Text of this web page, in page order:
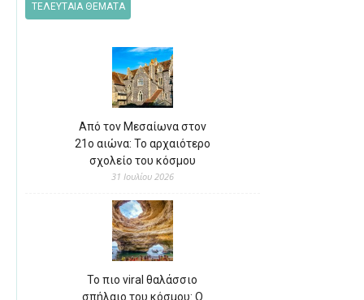
ΤΕΛΕΥΤΑΙΑ ΘΕΜΑΤΑ
Από τον Μεσαίωνα στον
21ο αιώνα: Το αρχαιότερο
σχολείο του κόσμου
31 Ιουλίου 2026
Το πιο viral θαλάσσιο
σπήλαιο του κόσμου: Ο